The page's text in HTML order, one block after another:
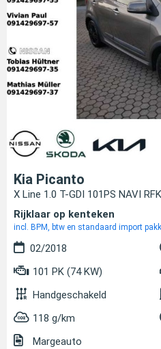
Kia Picanto
X Line 1.0 T-GDI 101PS NAVI
Rijklaar op kenteken
incl. BPM, btw en standaard import
02/2018
101 PK (74 KW)
Handgeschakeld
118 g/km
Margeauto